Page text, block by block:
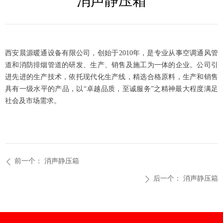
西安晨源暖通设备有限公司，创始于2010年，是专业从事空调通风管
道和消防排烟管道的研发、生产、销售及施工为一体的企业。公司引
进先进的生产技术，依托现代化生产线，精选合格原料，生产和销售
具有一级水平的产品，以“卓越品质，至诚服务”之精神最大程度满足
社会及市场需求。
ꄴ 前一个： 消声静压箱
ꄲ 后一个： 消声静压箱